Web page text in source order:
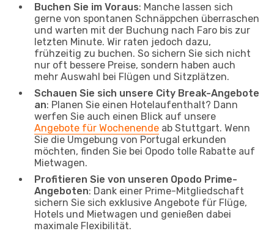
Buchen Sie im Voraus: Manche lassen sich
gerne von spontanen Schnäppchen überraschen
und warten mit der Buchung nach Faro bis zur
letzten Minute. Wir raten jedoch dazu,
frühzeitig zu buchen. So sichern Sie sich nicht
nur oft bessere Preise, sondern haben auch
mehr Auswahl bei Flügen und Sitzplätzen.
Schauen Sie sich unsere City Break-Angebote
an: Planen Sie einen Hotelaufenthalt? Dann
werfen Sie auch einen Blick auf unsere
Angebote für Wochenende ab Stuttgart. Wenn
Sie die Umgebung von Portugal erkunden
möchten, finden Sie bei Opodo tolle Rabatte auf
Mietwagen.
Profitieren Sie von unseren Opodo Prime-
Angeboten: Dank einer Prime-Mitgliedschaft
sichern Sie sich exklusive Angebote für Flüge,
Hotels und Mietwagen und genießen dabei
maximale Flexibilität.